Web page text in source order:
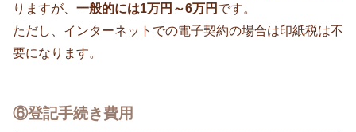
りますが、 一般的には1万円～6万円 です。
ただし、インターネットでの電子契約の場合は印紙税は不
要になります。
⑥登記手続き費用